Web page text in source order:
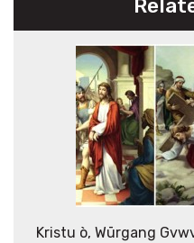
Kristu ò, Wūrgang